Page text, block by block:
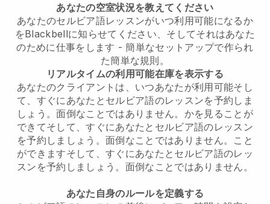
あなたの空室状況を教えてください
あなたのセルビア語レッスンがいつ利用可能になるか
をBlackbellに知らせてください、そしてそれはあなた
のために仕事をします - 簡単なセットアップで作られ
た簡単な規則。
リアルタイムの利用可能在庫を表示する
あなたのクライアントは、いつあなたが利用可能そし
て、すぐにあなたとセルビア語のレッスンを予約しま
しょう。面倒なことではありません。 かを見ることが
できてそして、すぐにあなたとセルビア語のレッスン
を予約しましょう。面倒なことではありません。 こと
ができますそして、すぐにあなたとセルビア語のレッ
スンを予約しましょう。面倒なことではありません。
あなた自身のルールを定義する